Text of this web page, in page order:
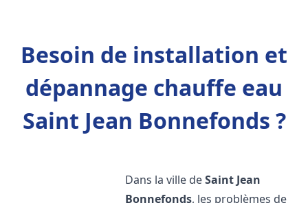
Besoin de installation et
dépannage chauffe eau
Saint Jean Bonnefonds ?
Dans la ville deSaint Jean
Bonnefonds, les problèmes de